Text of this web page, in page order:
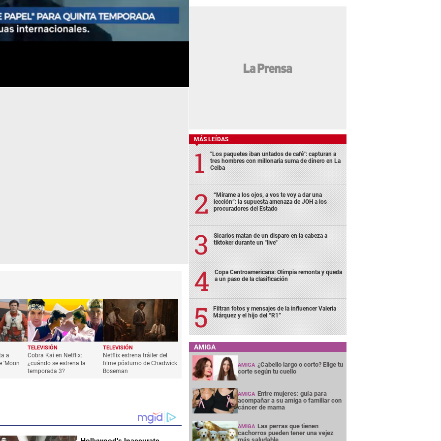
a
'Moon
TELEVISIÓN
Cobra Kai en Netflix:
¿cuándo se estrena la
temporada 3?
TELEVISIÓN
Netflix estrena tráiler del
filme póstumo de Chadwick
Boseman
MÁS LEÍDAS
"Los paquetes iban untados de café": capturan a
tres hombres con millonaria suma de dinero en La
Ceiba
“Mírame a los ojos, a vos te voy a dar una
lección”: la supuesta amenaza de JOH a los
procuradores del Estado
Sicarios matan de un disparo en la cabeza a
tiktoker durante un "live"
Copa Centroamericana: Olimpia remonta y queda
a un paso de la clasificación
Filtran fotos y mensajes de la influencer Valeria
Márquez y el hijo del “R1”
AMIGA
AMIGA ¿Cabello largo o corto? Elige tu
corte según tu cuello
AMIGA Entre mujeres: guía para
acompañar a su amiga o familiar con
cáncer de mama
AMIGA Las perras que tienen
cachorros pueden tener una vejez